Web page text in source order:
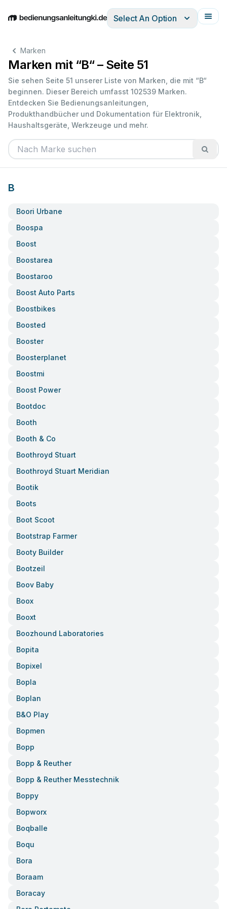
EnglishDeutschEspañolItalianoFrançais
Select An Option
Marken
Marken mit “B“ – Seite 51
Sie sehen Seite 51 unserer Liste von Marken, die mit “B“
beginnen. Dieser Bereich umfasst 102539 Marken.
Entdecken Sie Bedienungsanleitungen,
Produkthandbücher und Dokumentation für Elektronik,
Haushaltsgeräte, Werkzeuge und mehr.
B
Boori Urbane
Boospa
Boost
Boostarea
Boostaroo
Boost Auto Parts
Boostbikes
Boosted
Booster
Boosterplanet
Boostmi
Boost Power
Bootdoc
Booth
Booth & Co
Boothroyd Stuart
Boothroyd Stuart Meridian
Bootik
Boots
Boot Scoot
Bootstrap Farmer
Booty Builder
Bootzeil
Boov Baby
Boox
Booxt
Boozhound Laboratories
Bopita
Bopixel
Bopla
Boplan
B&o Play
Bopmen
Bopp
Bopp & Reuther
Bopp & Reuther Messtechnik
Boppy
Bopworx
Boqballe
Boqu
Bora
Boraam
Boracay